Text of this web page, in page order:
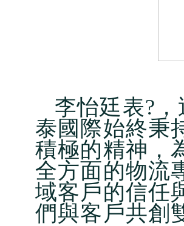
李怡廷表?
泰國際始終秉
積極的精神，
全方面的物流
域客戶的信任
們與客戶共創